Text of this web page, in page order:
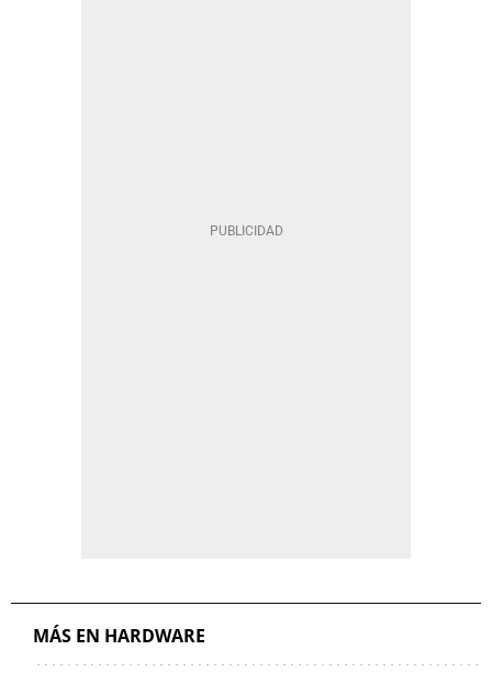
MÁS EN HARDWARE